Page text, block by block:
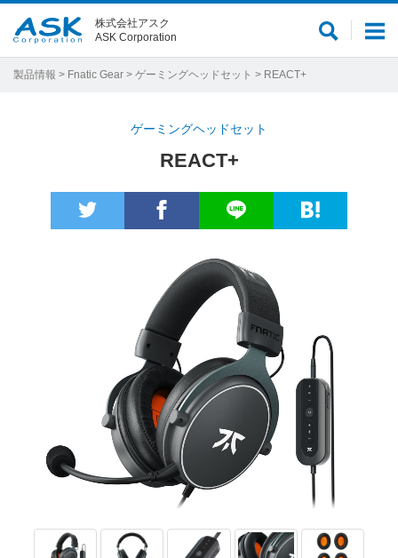
メ
サ
株式会社アスク
ASK Corporation
製品情報 > Fnatic Gear > ゲーミングヘッドセット > REACT+
ゲーミングヘッドセット
REACT+